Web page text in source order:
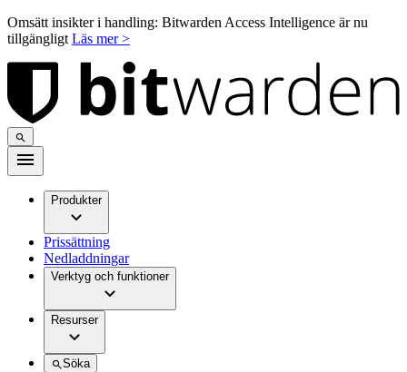
Omsätt insikter i handling: Bitwarden Access Intelligence är nu
tillgängligt Läs mer >
Produkter
Prissättning
Nedladdningar
Verktyg och funktioner
Resurser
Söka